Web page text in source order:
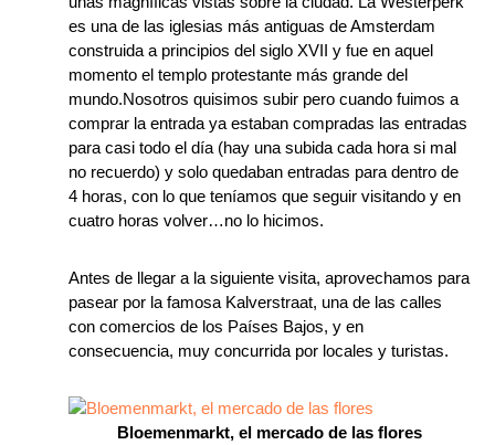
es una de las iglesias más antiguas de Amsterdam
construida a principios del siglo XVII y fue en aquel
momento el templo protestante más grande del
mundo.Nosotros quisimos subir pero cuando fuimos a
comprar la entrada ya estaban compradas las entradas
para casi todo el día (hay una subida cada hora si mal
no recuerdo) y solo quedaban entradas para dentro de
4 horas, con lo que teníamos que seguir visitando y en
cuatro horas volver…no lo hicimos.
Antes de llegar a la siguiente visita, aprovechamos para
pasear por la famosa Kalverstraat, una de las calles
con comercios de los Países Bajos, y en
consecuencia, muy concurrida por locales y turistas.
Bloemenmarkt, el mercado de las flores